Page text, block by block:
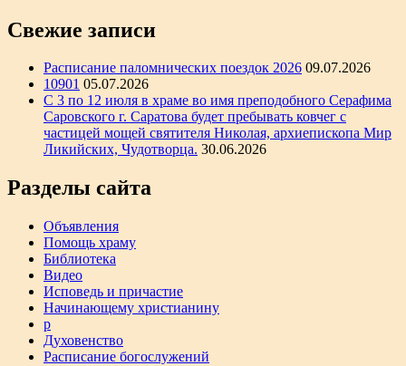
Свежие записи
Расписание паломнических поездок 2026 09.07.2026
10901 05.07.2026
С 3 по 12 июля в храме во имя преподобного Серафима
Саровского г. Саратова будет пребывать ковчег с
частицей мощей святителя Николая, архиепископа Мир
Ликийских, Чудотворца. 30.06.2026
Разделы сайта
Объявления
Помощь храму
Библиотека
Видео
Исповедь и причастие
Начинающему христианину
р
Духовенство
Расписание богослужений